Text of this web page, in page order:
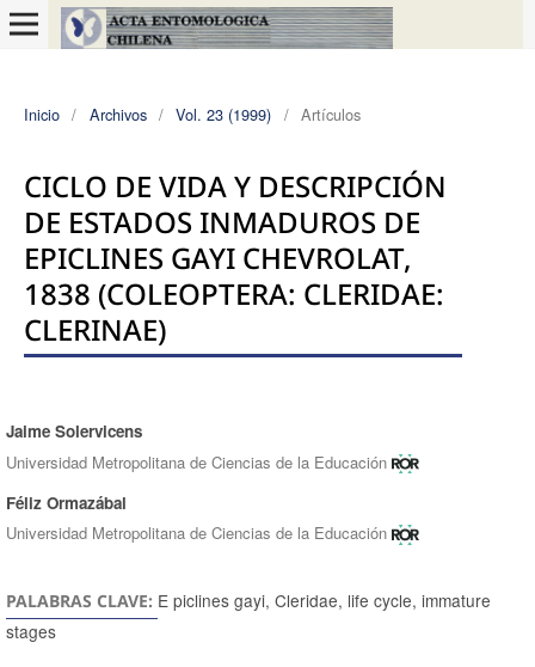
Inicio / Archivos / Vol. 23 (1999) / Artículos
CICLO DE VIDA Y DESCRIPCIÓN
DE ESTADOS INMADUROS DE
EPICLINES GAYI CHEVROLAT,
1838 (COLEOPTERA: CLERIDAE:
CLERINAE)
Autores/as
Jaime Solervicens
Universidad Metropolitana de Ciencias de la Educación
Féliz Ormazábal
Universidad Metropolitana de Ciencias de la Educación
PALABRAS CLAVE: E piclines gayi, Cleridae, life cycle, immature
stages